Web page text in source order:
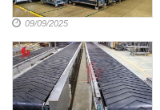
09/09/2025